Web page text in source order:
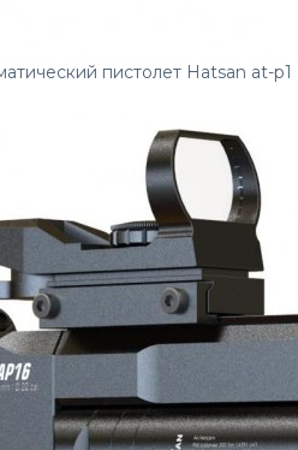
пистолет Hatsan at-p1